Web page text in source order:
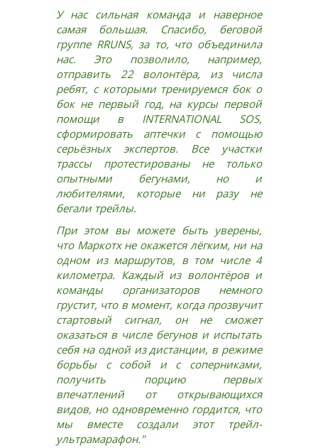
У нас сильная команда и наверное
самая большая. Спасибо, беговой
группе RRUNS, за то, что объединила
нас. Это позволило, например,
отправить 22 волонтёра, из числа
ребят, с которыми тренируемся бок о
бок не первый год, на курсы первой
помощи в INTERNATIONAL SOS,
сформировать аптечки с помощью
серьёзных экспертов. Все участки
трассы протестированы не только
опытными бегунами, но и
любителями, которые ни разу не
бегали трейлы.
При этом вы можете быть уверены,
что Маркотх не окажется лёгким, ни на
одном из маршрутов, в том числе 4
километра. Каждый из волонтёров и
команды организаторов немного
грустит, что в момент, когда прозвучит
стартовый сигнал, он не сможет
оказаться в числе бегунов и испытать
себя на одной из дистанции, в режиме
борьбы с собой и с соперниками,
получить порцию первых
впечатлений от открывающихся
видов, но одновременно гордится, что
мы вместе создали этот трейл-
ультрамарафон."